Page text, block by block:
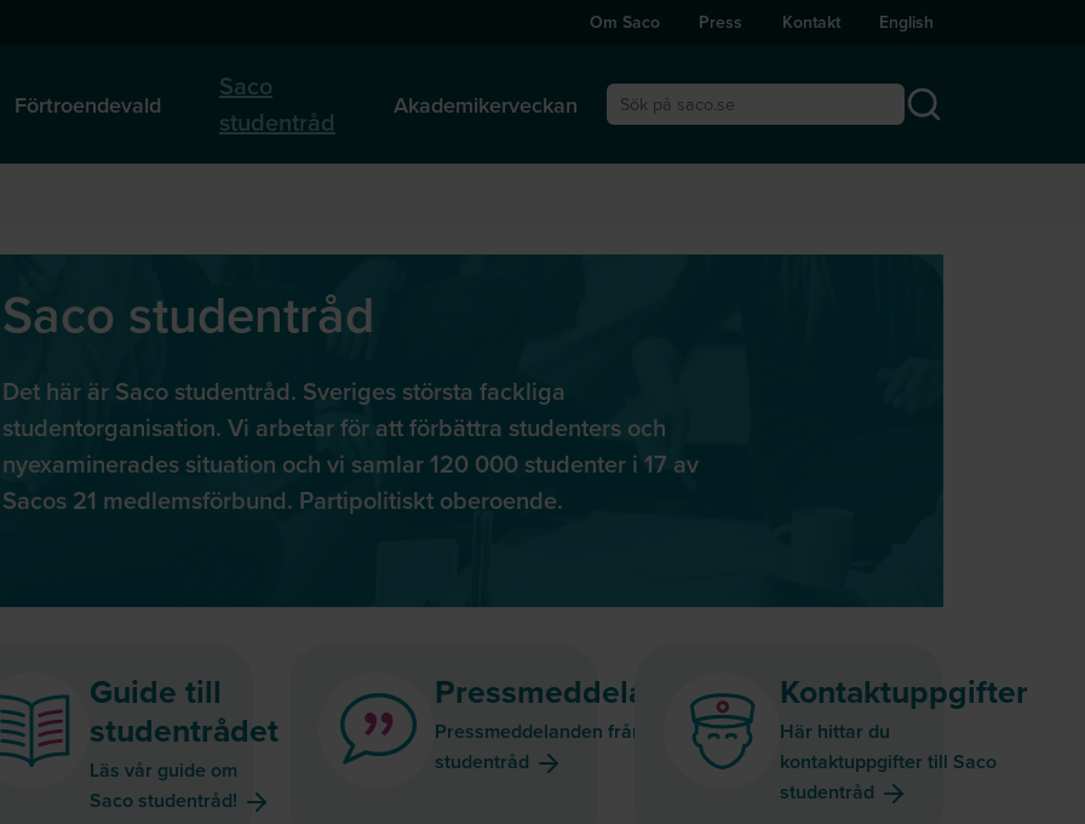
Om Saco Press Kontakt English
Förtroendevald
Saco
studentråd
Akademikerveckan
Saco studentråd
Det här är Saco studentråd. Sveriges största fackliga
studentorganisation. Vi arbetar för att förbättra studenters och
nyexaminerades situation och vi samlar 120 000 studenter i 17 av
Sacos 21 medlemsförbund. Partipolitiskt oberoende.
Guide till
studentrådet
Läs vår guide om
Saco studentråd!
Pressmeddelanden
Pressmeddelanden från Saco
studentråd
Kontaktuppgifter
Här hittar du
kontaktuppgifter till Saco
studentråd